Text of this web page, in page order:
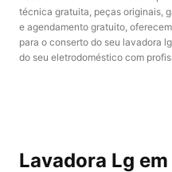
técnica gratuita, peças originais,
e agendamento gratuito,
para o conserto do seu lavadora
do seu eletrodoméstico com
Lavadora Lg